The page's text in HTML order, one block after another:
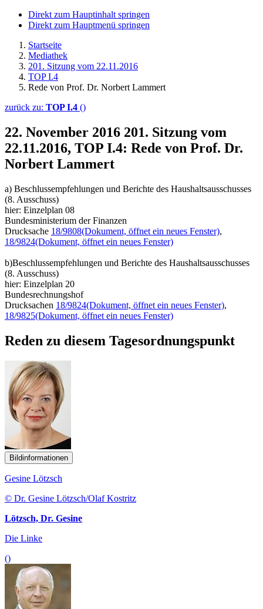
Direkt zum Hauptinhalt springen
Direkt zum Hauptmenü springen
Startseite
Mediathek
201. Sitzung vom 22.11.2016
TOP I.4
Rede von Prof. Dr. Norbert Lammert
zurück zu: TOP I.4 ()
22. November 2016 201. Sitzung vom
22.11.2016, TOP I.4: Rede von Prof. Dr.
Norbert Lammert
a) Beschlussempfehlungen und Berichte des Haushaltsausschusses
(8. Ausschuss)
hier: Einzelplan 08
Bundesministerium der Finanzen
Drucksache 18/9808(Dokument, öffnet ein neues Fenster),
18/9824(Dokument, öffnet ein neues Fenster)
b)Beschlussempfehlungen und Berichte des Haushaltsausschusses
(8. Ausschuss)
hier: Einzelplan 20
Bundesrechnungshof
Drucksachen 18/9824(Dokument, öffnet ein neues Fenster),
18/9825(Dokument, öffnet ein neues Fenster)
Reden zu diesem Tagesordnungspunkt
Bildinformationen
Gesine Lötzsch
© Dr. Gesine Lötzsch/Olaf Kostritz
Lötzsch, Dr. Gesine
Die Linke
()